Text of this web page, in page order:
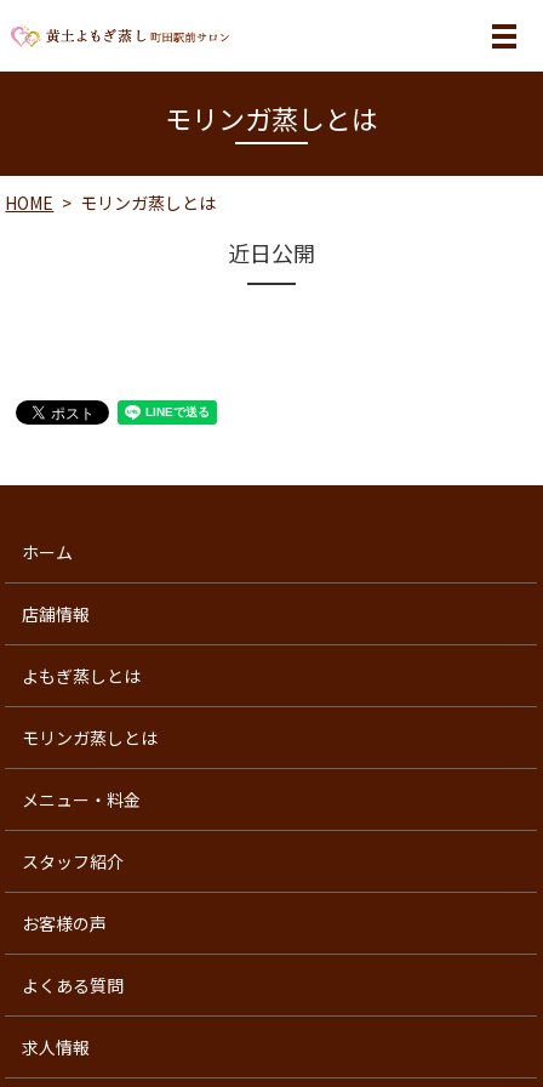
モリンガ蒸しとは
HOME モリンガ蒸しとは
近日公開
ホーム
店舗情報
よもぎ蒸しとは
モリンガ蒸しとは
メニュー・料金
スタッフ紹介
お客様の声
よくある質問
求人情報